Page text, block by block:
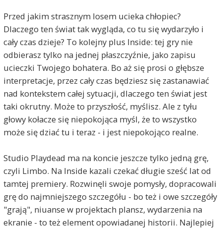
Przed jakim strasznym losem ucieka chłopiec?
Dlaczego ten świat tak wygląda, co tu się wydarzyło i
cały czas dzieje? To kolejny plus Inside: tej gry nie
odbierasz tylko na jednej płaszczyźnie, jako zapisu
ucieczki Twojego bohatera. Bo aż się prosi o głębsze
interpretacje, przez cały czas będziesz się zastanawiać
nad kontekstem całej sytuacji, dlaczego ten świat jest
taki okrutny. Może to przyszłość, myślisz. Ale z tyłu
głowy kołacze się niepokojąca myśl, że to wszystko
może się dziać tu i teraz - i jest niepokojąco realne.
Studio Playdead ma na koncie jeszcze tylko jedną grę,
czyli Limbo. Na Inside kazali czekać długie sześć lat od
tamtej premiery. Rozwinęli swoje pomysły, dopracowali
grę do najmniejszego szczegółu - bo też i owe szczegóły
"grają", niuanse w projektach plansz, wydarzenia na
ekranie - to też element opowiadanej historii. Najlepiej